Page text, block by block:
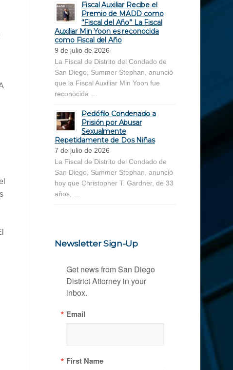
Fiscal Auxiliar Recibe el
Premio de MADD como
“Fiscal del Año” La Fiscal
Auxiliar Min Yoon es reconocida
como Fiscal del Año
9 de julio de 2026
La Fiscal de Distrito del Condado de
San Diego, Summer Stephan, anunció
que la Fiscal Auxiliar Min Yoon fue
reconocida …
Pedófilo Condenado a
Prisión por Abusar
Sexualmente
Repetidamente de Dos Niñas
7 de julio de 2026
La Fiscal de Distrito del Condado de
San Diego, Summer Stephan, anunció
hoy que Christopher T. Gardner, de 33
años, …
Newsletter Sign-Up
Get news from San Diego
District Attorney in your
inbox.
Email
First Name